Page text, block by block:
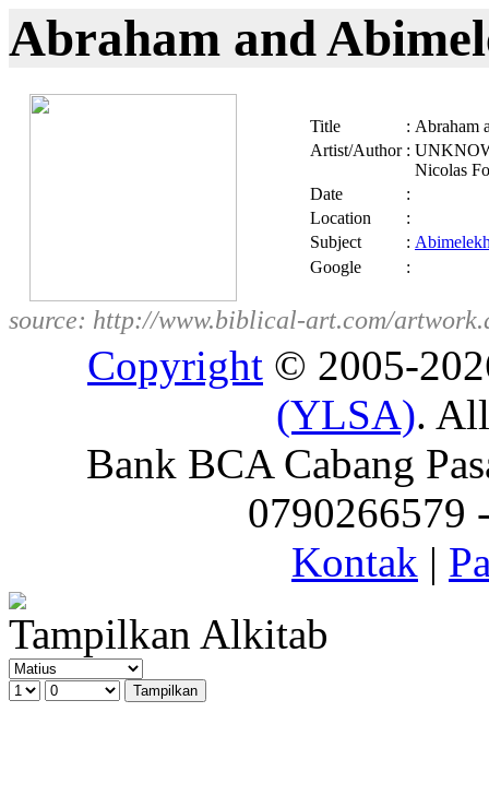
Abraham and
Title : Abraham
Artist/Author :
Nicolas
Date
:
Location
:
Subject
:
Google
:
source: http://www.biblical-art.com/
Copyright © 2005-
(YLSA).
Bank BCA Cabang
0790266579
Kontak |
Tampilkan Alkitab